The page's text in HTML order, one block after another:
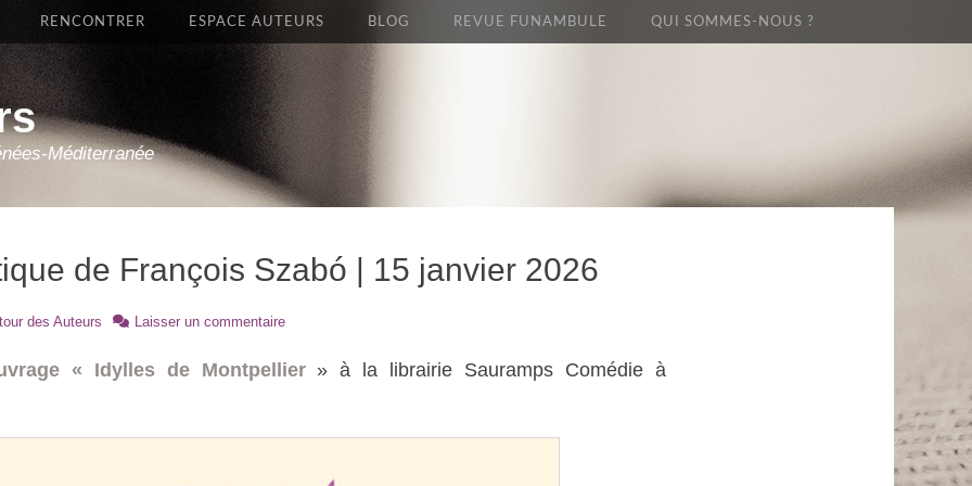
Méditerranée
RENCONTRER ESPACE AUTEURS BLOG REVUE FUNAMBULE QUI SOMMES-NOUS ?
de François Szabó | 15 janvier 2026
des Auteurs Laisser un commentaire
« Idylles de Montpellier» à la librairie Sauramps Comédie à